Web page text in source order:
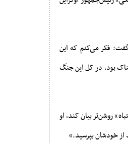
فکر می‌کنم که این
بود، در کل این جنگ
روشن‌تر بیان کند، او
خودشان بپرسید.»